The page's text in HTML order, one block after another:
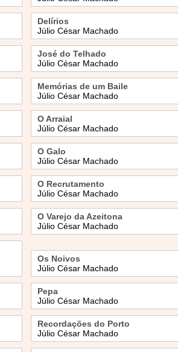
Delírios
Júlio César Machado
José do Telhado
Júlio César Machado
Memórias de um Baile
Júlio César Machado
O Arraial
Júlio César Machado
O Galo
Júlio César Machado
O Recrutamento
Júlio César Machado
O Varejo da Azeitona
Júlio César Machado
Os Noivos
Júlio César Machado
Pepa
Júlio César Machado
Recordações do Porto
Júlio César Machado